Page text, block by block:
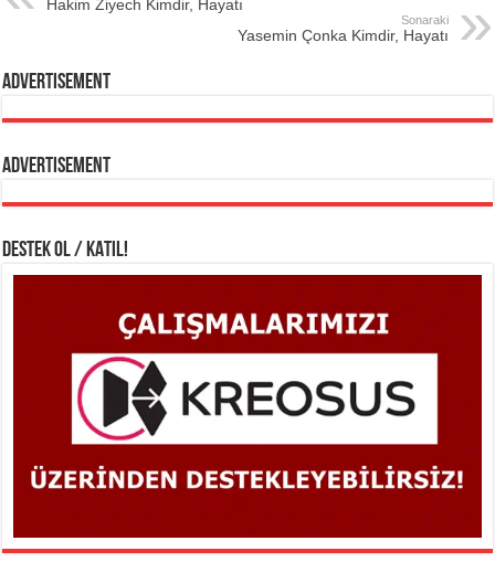
Hakim Ziyech Kimdir, Hayatı
Sonaraki
Yasemin Çonka Kimdir, Hayatı
Advertisement
Advertisement
DESTEK OL / KATIL!